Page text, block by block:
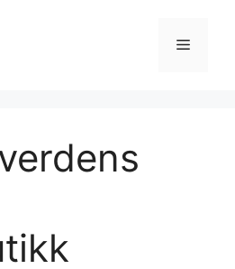
Meny